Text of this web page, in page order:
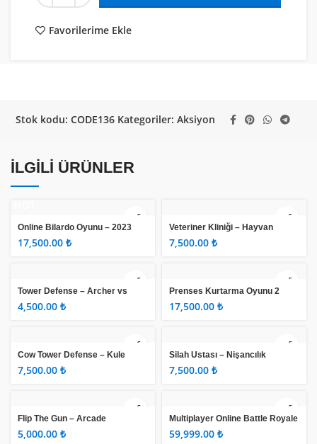
Favorilerime Ekle
Stok kodu: CODE136 Kategoriler: Aksiyon
İLGILI ÜRÜNLER
Online Bilardo Oyunu – 2023
₺
Veteriner Kliniği – Hayvan
Hastanesi Oyunu
₺
Tower Defense – Archer vs
Mutants
₺
Prenses Kurtarma Oyunu 2
₺
Cow Tower Defense – Kule
Savunma ₺
Silah Ustası – Nişancılık
₺
Flip The Gun – Arcade
₺
Multiplayer Online Battle Royale
Game
₺